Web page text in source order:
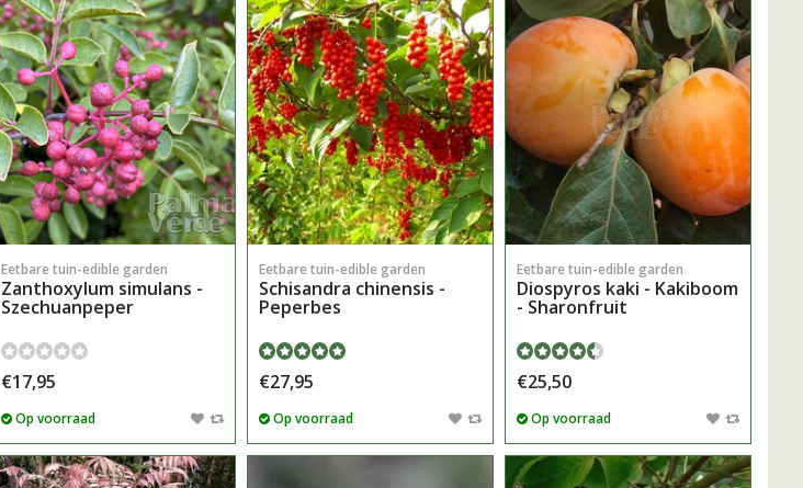
Eetbare tuin-edible garden
Zanthoxylum simulans -
Szechuanpeper
€17,95
Op voorraad
Eetbare tuin-edible garden
Schisandra chinensis -
Peperbes
€27,95
Op voorraad
Eetbare tuin-edible garden
Diospyros kaki - Kakiboom
- Sharonfruit
€25,50
Op voorraad